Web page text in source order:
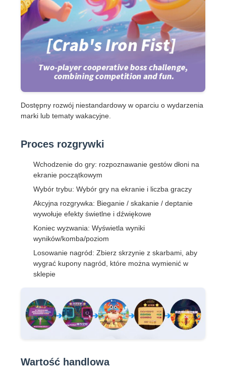
Dostępny rozwój niestandardowy w oparciu o wydarzenia
marki lub tematy wakacyjne.
Proces rozgrywki
Wchodzenie do gry: rozpoznawanie gestów dłoni na
ekranie początkowym
Wybór trybu: Wybór gry na ekranie i liczba graczy
Akcyjna rozgrywka: Bieganie / skakanie / deptanie
wywołuje efekty świetlne i dźwiękowe
Koniec wyzwania: Wyświetla wyniki
wyników/komba/poziom
Losowanie nagród: Zbierz skrzynie z skarbami, aby
wygrać kupony nagród, które można wymienić w
sklepie
Wartość handlowa